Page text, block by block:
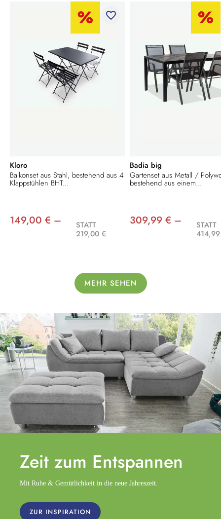
favorite_border
Kloro
Balkonset aus Stahl, bestehend aus 4
Klappstühlen BHT...
149,00 € –
STATT
219,00 €
Badia big
Gartenset aus Metall /
bestehend aus einem...
309,99 € –
STATT
MEHR SEHEN
Zeit zum Entspannen
Mit Ruhe & Gemütlichkeit in die neue Jahreszeit.
ZUR INSPIRATION